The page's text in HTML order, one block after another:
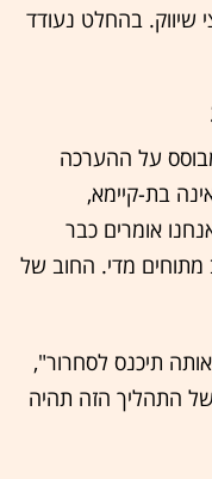
שיווק. בהחלט נעודד
על ההערכה
בת-קיימא,
אומרים כבר
מתוחים מדי. החוב של
תיכנס לסחרור",
התהליך הזה תהיה